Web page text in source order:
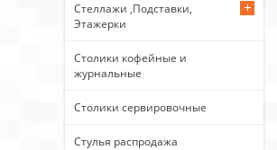
Стеллажи ,Подставки,
Этажерки
Столики кофейные и
журнальные
Столики сервировочные
Стулья распродажа